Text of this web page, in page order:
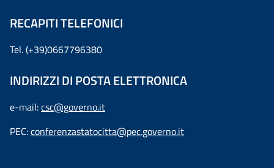
RECAPITI TELEFONICI
Tel. (+39)0667796380
INDIRIZZI DI POSTA ELETTRONICA
e-mail:csc@governo.it
PEC:conferenzastatocitta@pec.governo.it